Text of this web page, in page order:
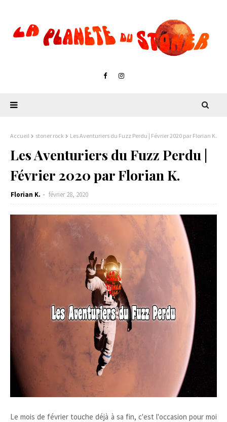
Accueil stoner rock Les Aventuriers du Fuzz Perdu | Février 2020 par Florian K.
Les Aventuriers du Fuzz Perdu |
Février 2020 par Florian K.
Florian K. février 28, 2020
Le mois de février touche déjà à sa fin, c'est l'occasion pour moi